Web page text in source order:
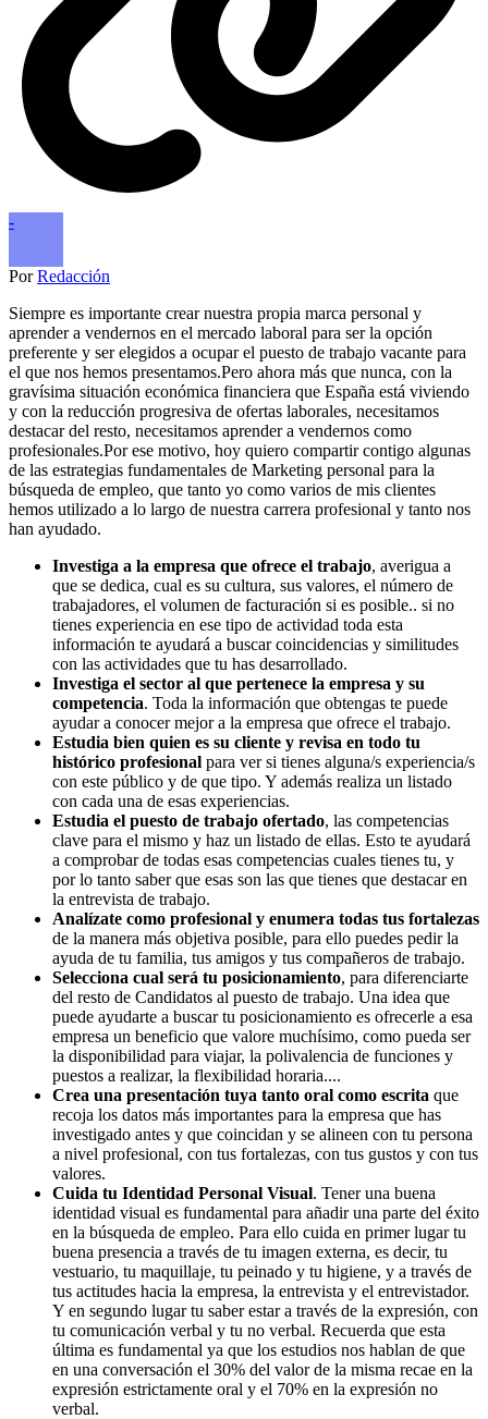
-
PorRedacción
Siempre es importante crear nuestra propia marca personal y
aprender a vendernos en el mercado laboral para ser la opción
preferente y ser elegidos a ocupar el puesto de trabajo vacante para
el que nos hemos presentamos.Pero ahora más que nunca, con la
gravísima situación económica financiera que España está viviendo
y con la reducción progresiva de ofertas laborales, necesitamos
destacar del resto, necesitamos aprender a vendernos como
profesionales.Por ese motivo, hoy quiero compartir contigo algunas
de las estrategias fundamentales de Marketing personal para la
búsqueda de empleo, que tanto yo como varios de mis clientes
hemos utilizado a lo largo de nuestra carrera profesional y tanto nos
han ayudado.
Investiga a la empresa que ofrece el trabajo, averigua a
que se dedica, cual es su cultura, sus valores, el número de
trabajadores, el volumen de facturación si es posible.. si no
tienes experiencia en ese tipo de actividad toda esta
información te ayudará a buscar coincidencias y similitudes
con las actividades que tu has desarrollado.
Investiga el sector al que pertenece la empresa y su
competencia. Toda la información que obtengas te puede
ayudar a conocer mejor a la empresa que ofrece el trabajo.
Estudia bien quien es su cliente y revisa en todo tu
histórico profesional para ver si tienes alguna/s experiencia/s
con este público y de que tipo. Y además realiza un listado
con cada una de esas experiencias.
Estudia el puesto de trabajo ofertado, las competencias
clave para el mismo y haz un listado de ellas. Esto te ayudará
a comprobar de todas esas competencias cuales tienes tu, y
por lo tanto saber que esas son las que tienes que destacar en
la entrevista de trabajo.
Analízate como profesional y enumera todas tus fortalezas
de la manera más objetiva posible, para ello puedes pedir la
ayuda de tu familia, tus amigos y tus compañeros de trabajo.
Selecciona cual será tu posicionamiento, para diferenciarte
del resto de Candidatos al puesto de trabajo. Una idea que
puede ayudarte a buscar tu posicionamiento es ofrecerle a esa
empresa un beneficio que valore muchísimo, como pueda ser
la disponibilidad para viajar, la polivalencia de funciones y
puestos a realizar, la flexibilidad horaria....
Crea una presentación tuya tanto oral como escrita que
recoja los datos más importantes para la empresa que has
investigado antes y que coincidan y se alineen con tu persona
a nivel profesional, con tus fortalezas, con tus gustos y con tus
valores.
Cuida tu Identidad Personal Visual. Tener una buena
identidad visual es fundamental para añadir una parte del éxito
en la búsqueda de empleo. Para ello cuida en primer lugar tu
buena presencia a través de tu imagen externa, es decir, tu
vestuario, tu maquillaje, tu peinado y tu higiene, y a través de
tus actitudes hacia la empresa, la entrevista y el entrevistador.
Y en segundo lugar tu saber estar a través de la expresión, con
tu comunicación verbal y tu no verbal. Recuerda que esta
última es fundamental ya que los estudios nos hablan de que
en una conversación el 30% del valor de la misma recae en la
expresión estrictamente oral y el 70% en la expresión no
verbal.